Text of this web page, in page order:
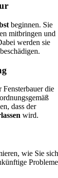
beginnen. Sie
mitbringen und
werden sie
die
dass der
wird.
wie Sie sich
Probleme